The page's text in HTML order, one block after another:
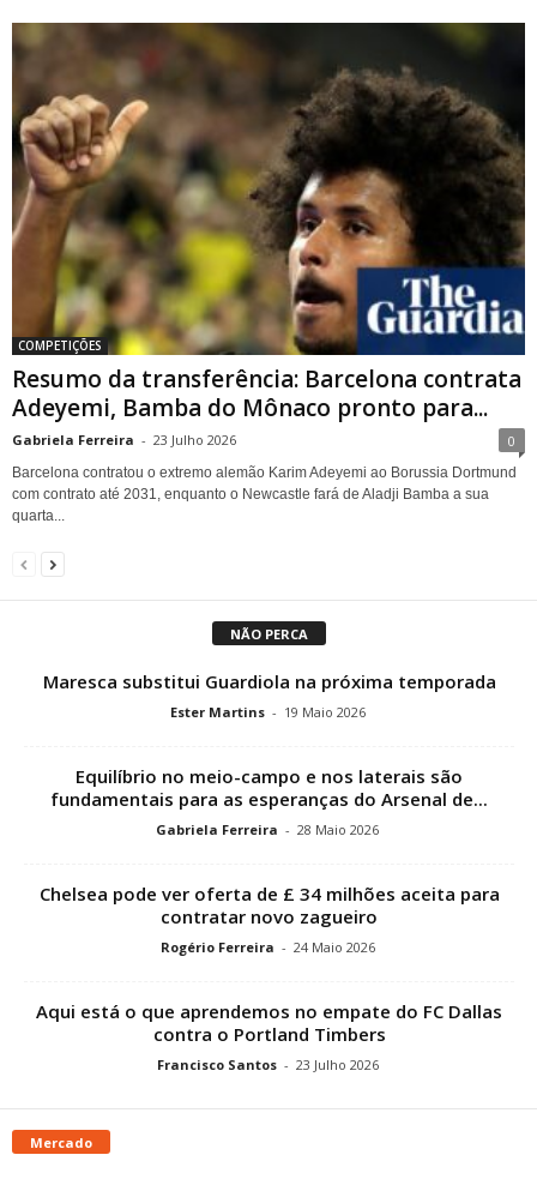
COMPETIÇÕES
Resumo da transferência: Barcelona contrata
Adeyemi, Bamba do Mônaco pronto para...
Gabriela Ferreira - 23 Julho 2026 0
Barcelona contratou o extremo alemão Karim Adeyemi ao Borussia Dortmund
com contrato até 2031, enquanto o Newcastle fará de Aladji Bamba a sua
quarta...
NÃO PERCA
Maresca substitui Guardiola na próxima temporada
Ester Martins - 19 Maio 2026
Equilíbrio no meio-campo e nos laterais são
fundamentais para as esperanças do Arsenal de...
Gabriela Ferreira - 28 Maio 2026
Chelsea pode ver oferta de £ 34 milhões aceita para
contratar novo zagueiro
Rogério Ferreira - 24 Maio 2026
Aqui está o que aprendemos no empate do FC Dallas
contra o Portland Timbers
Francisco Santos - 23 Julho 2026
Mercado